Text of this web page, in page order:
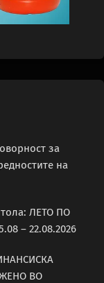
за
на
ЛЕТО ПО
– 22.08.2026
ВО